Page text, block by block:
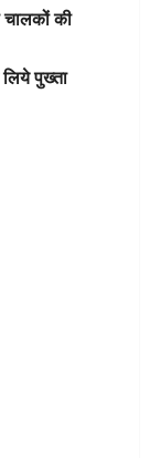
चालकों की
पुख्ता